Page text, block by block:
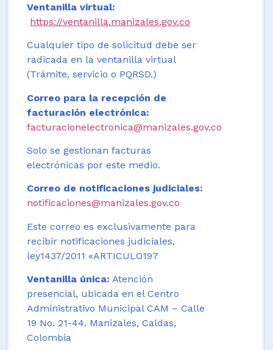
Ventanilla virtual:
https://ventanilla.manizales.gov.co
Cualquier tipo de solicitud debe ser
radicada en la ventanilla virtual
(Trámite, servicio o PQRSD.)
Correo para la recepción de
facturación electrónica:
facturacionelectronica@manizales.gov.co
Solo se gestionan facturas
electrónicas por este medio.
Correo de notificaciones judiciales:
notificaciones@manizales.gov.co
Este correo es exclusivamente para
recibir notificaciones judiciales,
ley1437/2011 «ARTICULO197
Ventanilla única: Atención
presencial, ubicada en el Centro
Administrativo Municipal CAM – Calle
19 No. 21-44. Manizales, Caldas,
Colombia